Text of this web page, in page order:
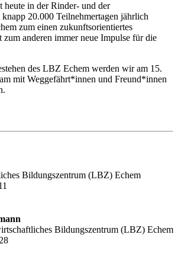
in der Rinder- und der
20.000 Teilnehmertagen jährlich
zum einen zukunftsorientiertes
zum anderen immer neue Impulse für die
des LBZ Echem werden wir am 15.
mit Weggefährt*innen und Freund*innen
Bildungszentrum (LBZ) Echem
Bildungszentrum (LBZ) Echem